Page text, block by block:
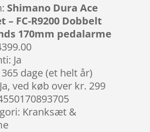
Shimano Dura Ace
FC-R9200 Dobbelt
170mm pedalarme
Ja
dage (et helt år)
ved køb over kr. 299
Kranksæt &